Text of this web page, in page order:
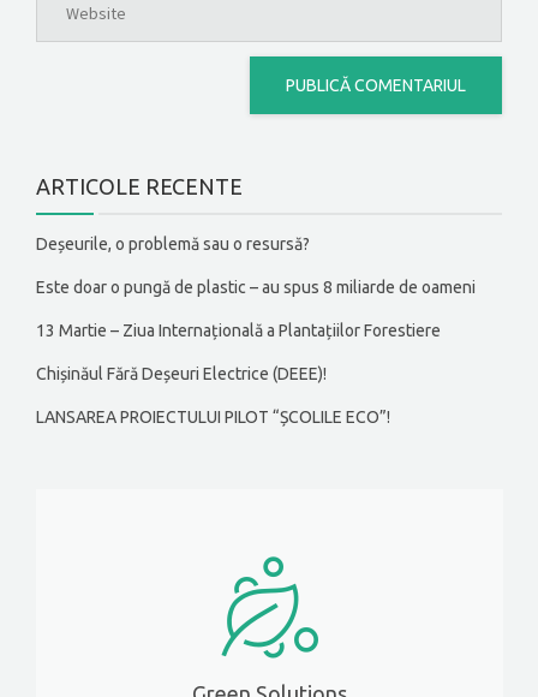
ARTICOLE RECENTE
Deșeurile, o problemă sau o resursă?
Este doar o pungă de plastic – au spus 8 miliarde de oameni
13 Martie – Ziua Internațională a Plantațiilor Forestiere
Chișinăul Fără Deșeuri Electrice (DEEE)!
LANSAREA PROIECTULUI PILOT “ȘCOLILE ECO”!